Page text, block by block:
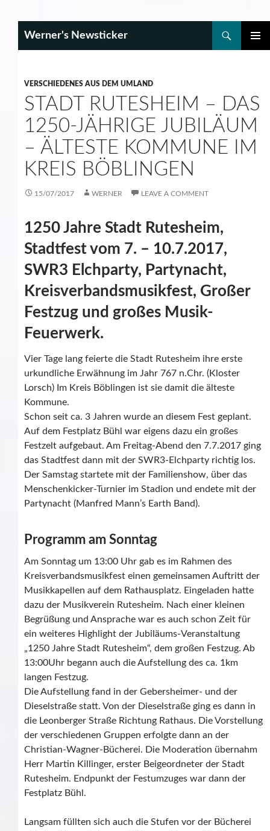
Werner's Newsticker
VERSCHIEDENES AUS DEM UMLAND
STADT RUTESHEIM – DAS
1250-JÄHRIGE JUBILÄUM
– ÄLTESTE KOMMUNE IM
KREIS BÖBLINGEN
15/07/2017 WERNER LEAVE A COMMENT
1250 Jahre Stadt Rutesheim,
Stadtfest vom 7. – 10.7.2017,
SWR3 Elchparty, Partynacht,
Kreisverbandsmusikfest, Großer
Festzug und großes Musik-
Feuerwerk.
Vier Tage lang feierte die Stadt Rutesheim ihre erste
urkundliche Erwähnung im Jahr 767 n.Chr. (Kloster
Lorsch) Im Kreis Böblingen ist sie damit die älteste
Kommune.
Schon seit ca. 3 Jahren wurde an diesem Fest geplant.
Auf dem Festplatz Bühl war eigens dazu ein großes
Festzelt aufgebaut. Am Freitag-Abend den 7.7.2017 ging
das Stadtfest dann mit der SWR3-Elchparty richtig los.
Der Samstag startete mit der Familienshow, über das
Menschenkicker-Turnier im Stadion und endete mit der
Partynacht (Manfred Mann’s Earth Band).
Programm am Sonntag
Am Sonntag um 13:00 Uhr gab es im Rahmen des
Kreisverbandsmusikfest einen gemeinsamen Auftritt der
Musikkapellen auf dem Rathausplatz. Eingeladen hatte
dazu der Musikverein Rutesheim. Nach einer kleinen
Begrüßung und Ansprache war es auch schon Zeit für
ein weiteres Highlight der Jubiläums-Veranstaltung
„1250 Jahre Stadt Rutesheim“, dem großen Festzug. Ab
13:00Uhr begann auch die Aufstellung des ca. 1km
langen Festzug.
Die Aufstellung fand in der Gebersheimer- und der
Dieselstraße statt. Von der Dieselstraße ging es dann in
die Leonberger Straße Richtung Rathaus. Die Vorstellung
der verschiedenen Gruppen erfolgte dann an der
Christian-Wagner-Bücherei. Die Moderation übernahm
Herr Martin Killinger, erster Beigeordneter der Stadt
Rutesheim. Endpunkt der Festumzuges war dann der
Festplatz Bühl.
Langsam füllten sich auch die Stufen vor der Bücherei